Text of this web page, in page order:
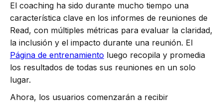
El coaching ha sido durante mucho tiempo una
característica clave en los informes de reuniones de
Read, con múltiples métricas para evaluar la claridad,
la inclusión y el impacto durante una reunión. El
Página de entrenamiento luego recopila y promedia
los resultados de todas sus reuniones en un solo
lugar.
Ahora, los usuarios comenzarán a recibir